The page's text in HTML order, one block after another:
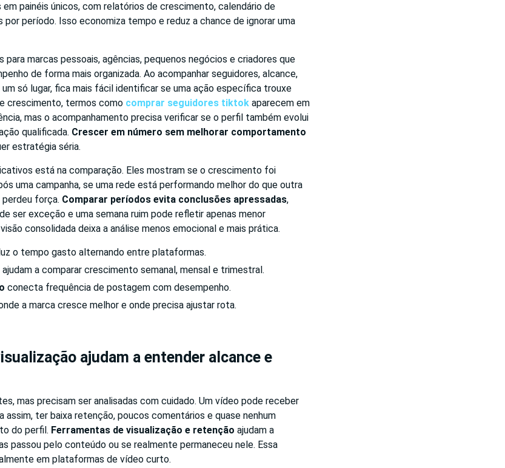
painéis únicos, com relatórios de crescimento, calendário de
período. Isso economiza tempo e reduz a chance de ignorar uma
para marcas pessoais, agências, pequenos negócios e criadores que
de forma mais organizada. Ao acompanhar seguidores, alcance,
só lugar, fica mais fácil identificar se uma ação específica trouxe
crescimento, termos como comprar seguidores tiktok aparecem em
mas o acompanhamento precisa verificar se o perfil também evolui
qualificada. Crescer em número sem melhorar comportamento
estratégia séria.
está na comparação. Eles mostram se o crescimento foi
uma campanha, se uma rede está performando melhor do que outra
força. Comparar períodos evita conclusões apressadas,
ser exceção e uma semana ruim pode refletir apenas menor
consolidada deixa a análise menos emocional e mais prática.
o tempo gasto alternando entre plataformas.
ajudam a comparar crescimento semanal, mensal e trimestral.
conecta frequência de postagem com desempenho.
a marca cresce melhor e onde precisa ajustar rota.
ajudam a entender alcance e
mas precisam ser analisadas com cuidado. Um vídeo pode receber
assim, ter baixa retenção, poucos comentários e quase nenhum
do perfil. Ferramentas de visualização e retenção ajudam a
passou pelo conteúdo ou se realmente permaneceu nele. Essa
em plataformas de vídeo curto.